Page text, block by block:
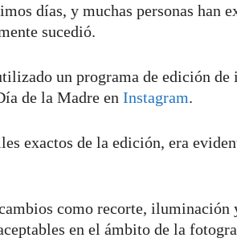
días, y muchas personas han
sucedió.
un programa de edición de
de la Madre en Instagram.
exactos de la edición, era
como recorte, iluminación
en el ámbito de la